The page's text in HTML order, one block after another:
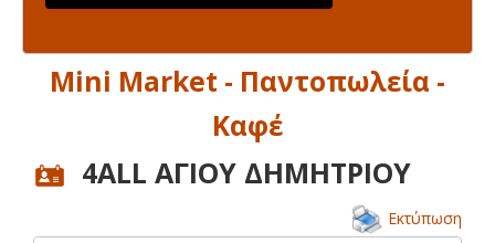
Mini Market - Παντοπωλεία -
Καφέ
4ALL ΑΓΙΟΥ ΔΗΜΗΤΡΙΟΥ
Εκτύπωση